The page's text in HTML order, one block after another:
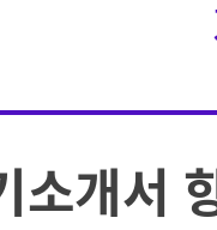
소개서